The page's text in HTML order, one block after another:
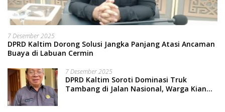
7 Desember 2025
DPRD Kaltim Dorong Solusi Jangka Panjang Atasi Ancaman
Buaya di Labuan Cermin
7 Desember 2025
DPRD Kaltim Soroti Dominasi Truk
Tambang di Jalan Nasional, Warga Kian